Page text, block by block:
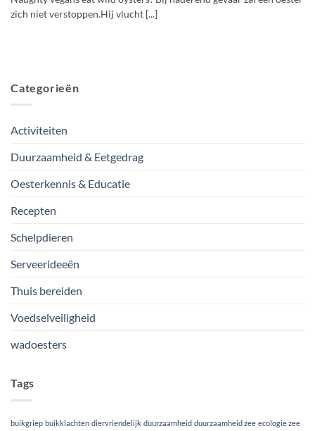
zich niet verstoppen.Hij vlucht [...]
Categorieën
Activiteiten
Duurzaamheid & Eetgedrag
Oesterkennis & Educatie
Recepten
Schelpdieren
Serveerideeën
Thuis bereiden
Voedselveiligheid
wadoesters
Tags
buikgriep buikklachten diervriendelijk duurzaamheid duurzaamheid zee ecologie zee